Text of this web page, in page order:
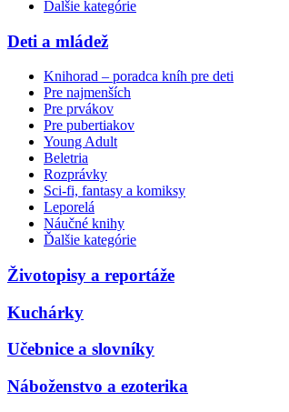
Ďalšie kategórie
Deti a mládež
Knihorad – poradca kníh pre deti
Pre najmenších
Pre prvákov
Pre pubertiakov
Young Adult
Beletria
Rozprávky
Sci-fi, fantasy a komiksy
Leporelá
Náučné knihy
Ďalšie kategórie
Životopisy a reportáže
Kuchárky
Učebnice a slovníky
Náboženstvo a ezoterika